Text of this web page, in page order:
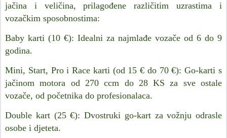
jačina i veličina, prilagođene različitim uzrastima i
vozačkim sposobnostima:
Baby karti (10 €): Idealni za najmlađe vozače od 6 do 9
godina.
Mini, Start, Pro i Race karti (od 15 € do 70 €): Go-karti s
jačinom motora od 270 ccm do 28 KS za sve ostale
vozače, od početnika do profesionalaca.
Double kart (25 €): Dvostruki go-kart za vožnju odrasle
osobe i djeteta.